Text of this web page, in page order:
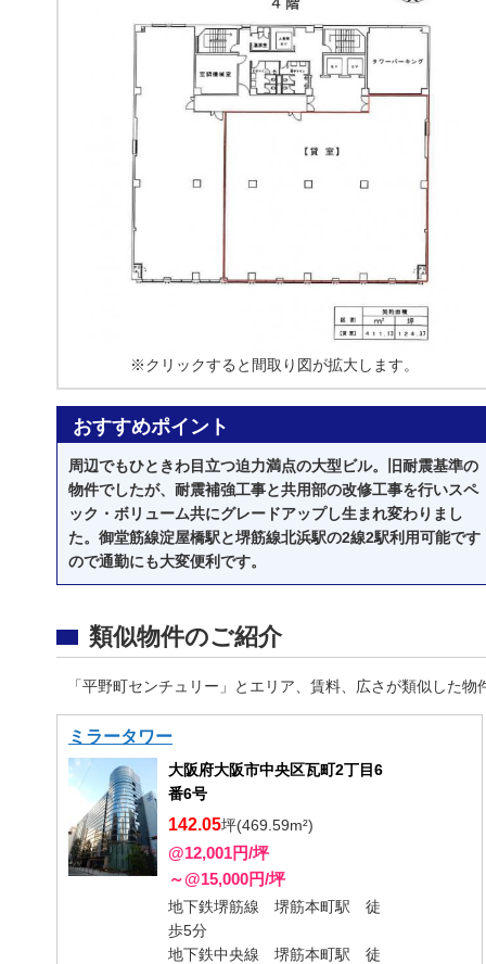
※クリックすると間取り図が拡大します。
おすすめポイント
周辺でもひときわ目立つ迫力満点の大型ビル。旧耐震基準の
物件でしたが、耐震補強工事と共用部の改修工事を行いスペ
ック・ボリューム共にグレードアップし生まれ変わりまし
た。御堂筋線淀屋橋駅と堺筋線北浜駅の2線2駅利用可能です
ので通勤にも大変便利です。
類似物件のご紹介
「平野町センチュリー」とエリア、賃料、広さが類似した
ミラータワー
大阪府大阪市中央区瓦町2丁目6
番6号
142.05坪(469.59m²)
@12,001円/坪
～@15,000円/坪
地下鉄堺筋線 堺筋本町駅 徒
歩5分
地下鉄中央線 堺筋本町駅 徒